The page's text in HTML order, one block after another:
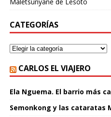
CATEGORÍAS
CARLOS EL VIAJERO
Ela Nguema. El barrio más
Semonkong y las cataratas